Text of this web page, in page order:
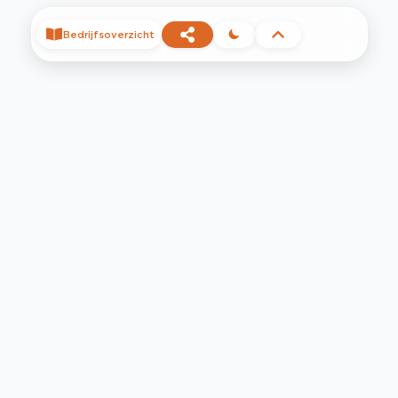
Bedrijfsoverzicht